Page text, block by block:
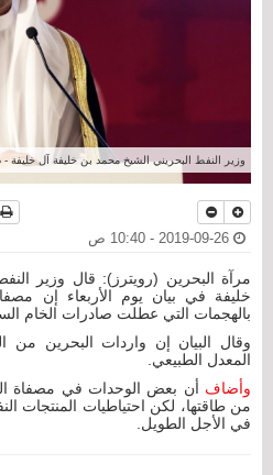
وزير النفط البحريني الشيخ محمد بن خليفة آل
مرآة البحرين (رويترز): قال وزير
خليفة في بيان يوم الأربعاء إن
بالهجمات التي عطلت صادرات الخام
وقال البيان إن واردات البحرين من
المعدل الطبيعي.
وأضاف أن بعض الوحدات في مصفاة
من طاقتها، لكن احتياطيات المنتجات
في الأجل الطويل.